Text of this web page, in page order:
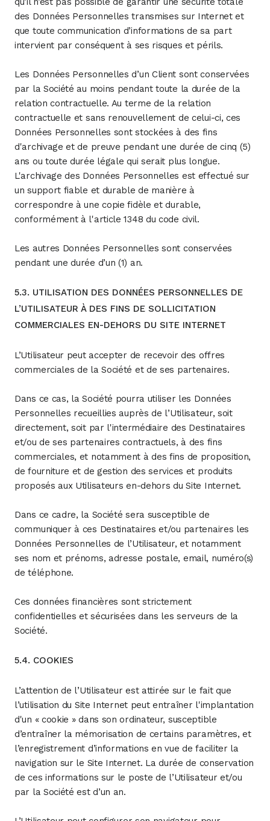
des Données Personnelles transmises sur Internet et
que toute communication d’informations de sa part
intervient par conséquent à ses risques et périls.
Les Données Personnelles d’un Client sont conservées
par la Société au moins pendant toute la durée de la
relation contractuelle. Au terme de la relation
contractuelle et sans renouvellement de celui-ci, ces
Données Personnelles sont stockées à des fins
d'archivage et de preuve pendant une durée de cinq (5)
ans ou toute durée légale qui serait plus longue.
L'archivage des Données Personnelles est effectué sur
un support fiable et durable de manière à
correspondre à une copie fidèle et durable,
conformément à l'article 1348 du code civil.
Les autres Données Personnelles sont conservées
pendant une durée d’un (1) an.
5.3. UTILISATION DES DONNÉES PERSONNELLES DE
L’UTILISATEUR À DES FINS DE SOLLICITATION
COMMERCIALES EN-DEHORS DU SITE INTERNET
L’Utilisateur peut accepter de recevoir des offres
commerciales de la Société et de ses partenaires.
Dans ce cas, la Société pourra utiliser les Données
Personnelles recueillies auprès de l’Utilisateur, soit
directement, soit par l'intermédiaire des Destinataires
et/ou de ses partenaires contractuels, à des fins
commerciales, et notamment à des fins de proposition,
de fourniture et de gestion des services et produits
proposés aux Utilisateurs en-dehors du Site Internet.
Dans ce cadre, la Société sera susceptible de
communiquer à ces Destinataires et/ou partenaires les
Données Personnelles de l’Utilisateur, et notamment
ses nom et prénoms, adresse postale, email, numéro(s)
de téléphone.
Ces données financières sont strictement
confidentielles et sécurisées dans les serveurs de la
Société.
5.4. COOKIES
L’attention de l’Utilisateur est attirée sur le fait que
l’utilisation du Site Internet peut entraîner l'implantation
d'un « cookie » dans son ordinateur, susceptible
d’entraîner la mémorisation de certains paramètres, et
l’enregistrement d’informations en vue de faciliter la
navigation sur le Site Internet. La durée de conservation
de ces informations sur le poste de l’Utilisateur et/ou
par la Société est d’un an.